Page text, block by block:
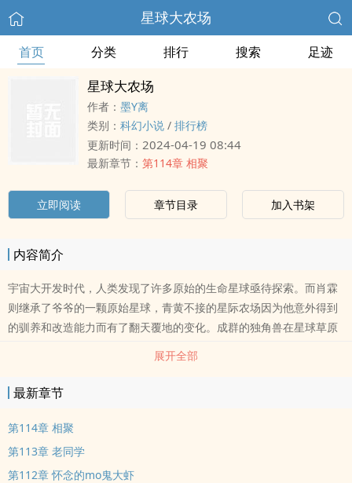
星球大农场
首页 分类 排行 搜索 足迹
星球大农场
作者： 墨Y离
类别： 科幻小说 / 排行榜
更新时间： 2024-04-19 08:44
最新章节： 第114章 相聚
立即阅读 章节目录 加入书架
内容简介
宇宙大开发时代，人类发现了许多原始的生命星球亟待探索。而肖霖
则继承了爷爷的一颗原始星球，青黄不接的星际农场因为他意外得到
的驯养和改造能力而有了翻天覆地的变化。成群的独角兽在星球草原
上休憩，寻宝鼠探索无数珍宝资源，狮鹫天ma暴风鹰在天空巡逻，麒
麟飞龙凤凰成了他的宠物……放电的老鼠，pen火的猎犬，庞大的岛
gui，世界古树，各zhong稀奇古怪的生物……龙肝凤胆麒麟髓，享尽
展开全部
最新章节
第114章 相聚
第113章 老同学
第112章 怀念的mo鬼大虾